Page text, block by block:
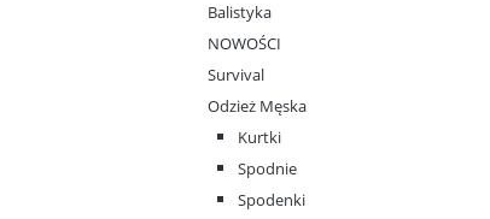
Balistyka
NOWOŚCI
Survival
Odzież Męska
Kurtki
Spodnie
Spodenki